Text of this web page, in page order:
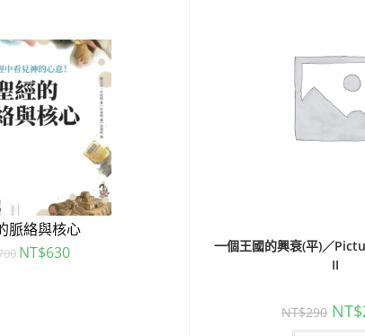
一個王國的興衰(平)／
II
NT$290 NT$
脈絡與核心
NT$630 NT$700NT$630